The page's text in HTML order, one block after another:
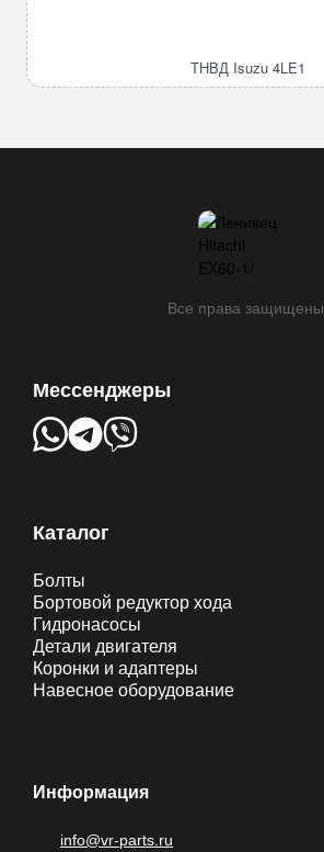
ТНВД Isuzu 4LE1
Все права защищены
Мессенджеры
Каталог
Болты
Бортовой редуктор хода
Гидронасосы
Детали двигателя
Коронки и адаптеры
Навесное оборудование
Информация
info@vr-parts.ru